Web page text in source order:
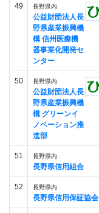
49 長野県内
公益財団法人長
野県産業振興機
構 信州医療機
器事業化開発セ
ンター
50 長野県内
公益財団法人長
野県産業振興機
構 グリーンイ
ノベーション推
進部
51 長野県内
長野県信用組合
52 長野県内
長野県信用保証協会